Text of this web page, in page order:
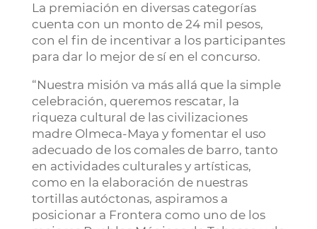
La premiación en diversas categorías
cuenta con un monto de 24 mil pesos,
con el fin de incentivar a los participantes
para dar lo mejor de sí en el concurso.
“Nuestra misión va más allá que la simple
celebración, queremos rescatar, la
riqueza cultural de las civilizaciones
madre Olmeca-Maya y fomentar el uso
adecuado de los comales de barro, tanto
en actividades culturales y artísticas,
como en la elaboración de nuestras
tortillas autóctonas, aspiramos a
posicionar a Frontera como uno de los